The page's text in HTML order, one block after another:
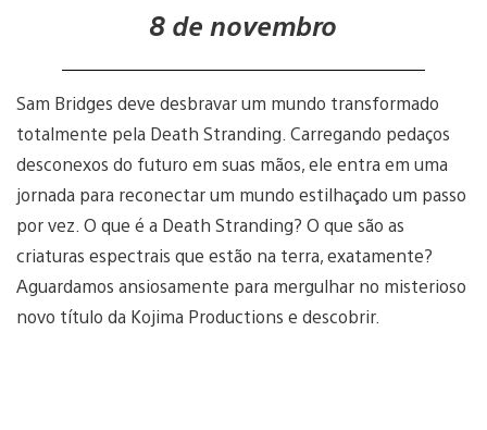
8 de novembro
Sam Bridges deve desbravar um mundo transformado
totalmente pela Death Stranding. Carregando pedaços
desconexos do futuro em suas mãos, ele entra em uma
jornada para reconectar um mundo estilhaçado um passo
por vez. O que é a Death Stranding? O que são as
criaturas espectrais que estão na terra, exatamente?
Aguardamos ansiosamente para mergulhar no misterioso
novo título da Kojima Productions e descobrir.